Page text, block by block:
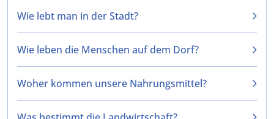
Wie lebt man in der Stadt?
Wie leben die Menschen auf dem Dorf?
Woher kommen unsere Nahrungsmittel?